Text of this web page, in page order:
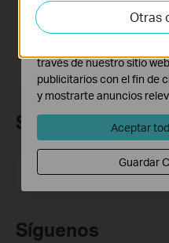
Suscripción
Dirección de correo
Síguenos
Otras
actividades en nuestro
adaptar la funcionalidad
través de nuestro sitio
publicitarios con el fin de
y mostrarte anuncios
Aceptar
Guardar